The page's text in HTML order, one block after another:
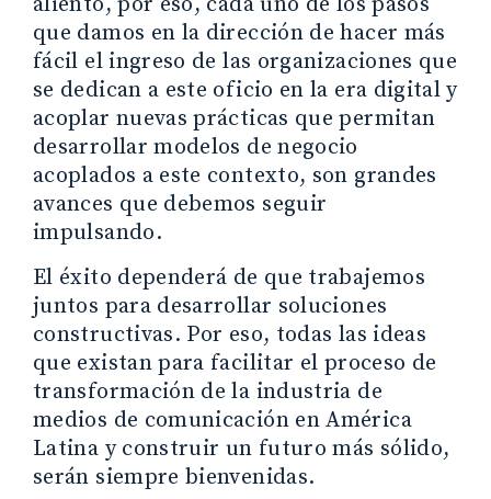
que damos en la dirección de hacer más
fácil el ingreso de las organizaciones que
se dedican a este oficio en la era digital y
acoplar nuevas prácticas que permitan
desarrollar modelos de negocio
acoplados a este contexto, son grandes
avances que debemos seguir
impulsando.
El éxito dependerá de que trabajemos
juntos para desarrollar soluciones
constructivas. Por eso, todas las ideas
que existan para facilitar el proceso de
transformación de la industria de
medios de comunicación en América
Latina y construir un futuro más sólido,
serán siempre bienvenidas.